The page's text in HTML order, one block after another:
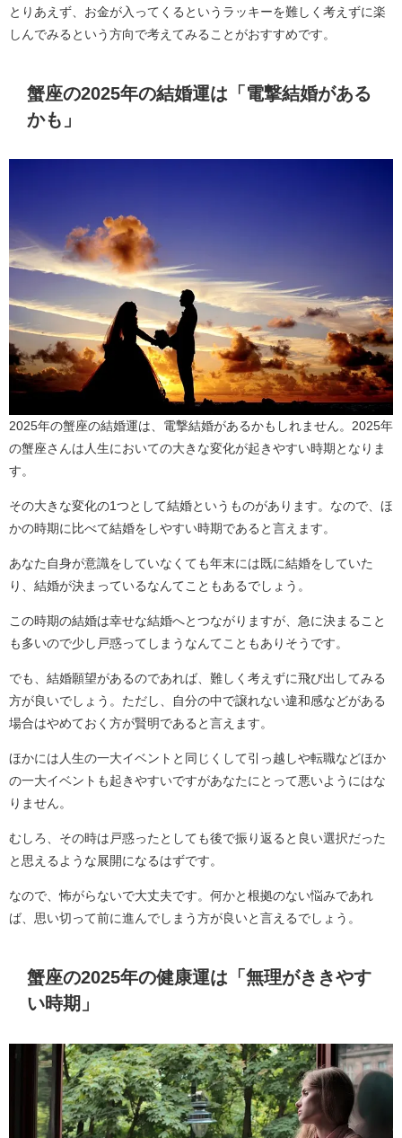
とりあえず、お金が入ってくるというラッキーを難しく考えずに楽
しんでみるという方向で考えてみることがおすすめです。
蟹座の2025年の結婚運は「電撃結婚がある
かも」
2025年の蟹座の結婚運は、電撃結婚があるかもしれません。2025年
の蟹座さんは人生においての大きな変化が起きやすい時期となりま
す。
その大きな変化の1つとして結婚というものがあります。なので、ほ
かの時期に比べて結婚をしやすい時期であると言えます。
あなた自身が意識をしていなくても年末には既に結婚をしていた
り、結婚が決まっているなんてこともあるでしょう。
この時期の結婚は幸せな結婚へとつながりますが、急に決まること
も多いので少し戸惑ってしまうなんてこともありそうです。
でも、結婚願望があるのであれば、難しく考えずに飛び出してみる
方が良いでしょう。ただし、自分の中で譲れない違和感などがある
場合はやめておく方が賢明であると言えます。
ほかには人生の一大イベントと同じくして引っ越しや転職などほか
の一大イベントも起きやすいですがあなたにとって悪いようにはな
りません。
むしろ、その時は戸惑ったとしても後で振り返ると良い選択だった
と思えるような展開になるはずです。
なので、怖がらないで大丈夫です。何かと根拠のない悩みであれ
ば、思い切って前に進んでしまう方が良いと言えるでしょう。
蟹座の2025年の健康運は「無理がききやす
い時期」